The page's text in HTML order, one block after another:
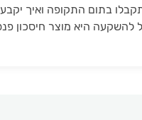
בתום התקופה ואיך
היא מוצר חיסכון